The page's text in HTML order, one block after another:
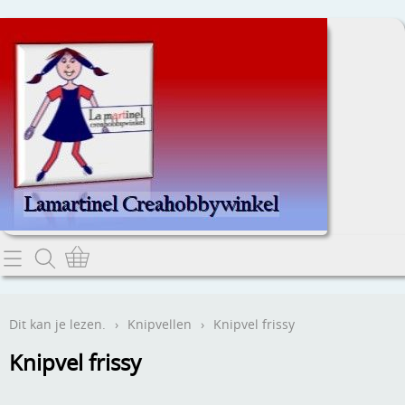
Home
Dit kan je lezen. › Knipvellen › Knipvel frissy
Knipvel frissy